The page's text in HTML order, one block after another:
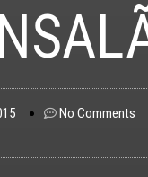
No Comments